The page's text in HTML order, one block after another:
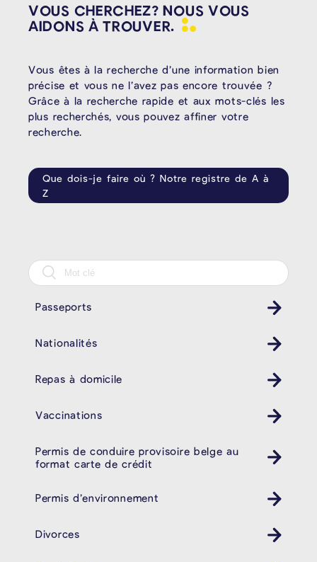
VOUS CHERCHEZ? NOUS VOUS
AIDONS ÀTROUVER.
Vous êtes à la recherche d’une information bien
précise et vous ne l’avez pas encore trouvée ?
Grâce à la recherche rapide et aux mots-clés les
plus recherchés, vous pouvez affiner votre
recherche.
Que dois-je faire où ? Notre registre de A à
Z
Passeports
Nationalités
Repas à domicile
Vaccinations
Permis de conduire provisoire belge au
format carte de crédit
Permis d’environnement
Divorces